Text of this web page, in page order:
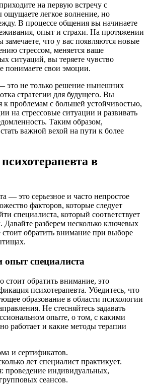
на первую встречу с
ощущаете легкое волнение, но
В процессе общения вы начинаете
опыт и страхи. На протяжении
замечаете, что у вас появляются новые
стрессом, меняется ваше
ситуаций, вы теряете чувство
понимаете свои эмоции.
это не только решение нынешних
стратегии для будущего. Вы
к проблемам с большей устойчивостью,
на стрессовые ситуации и развивать
Таким образом,
важной вехой на пути к более
в
— это серьезное и часто непростое
факторов, которые следует
специалиста, который соответствует
разберем несколько ключевых
стоит обратить внимание при выборе
специалиста
обратить внимание, это
психотерапевта. Убедитесь, что
образование в области психологии
Не стесняйтесь задавать
опыте, о том, с какими
работает и какие методы терапии
и сертификатов.
лет специалист практикует.
проведение индивидуальных,
сеансов.